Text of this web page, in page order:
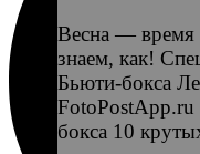
Весна — время
знаем, как!
Бьюти-бокса
бокса 10